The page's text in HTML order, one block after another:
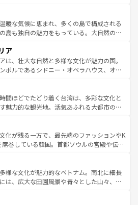
で観光を楽しむこともできる。 なお、新
はコンテンツ一覧 を参照してほしい。
市は、観光、ショッピング、エンターテイ
った刺激的なスポットだ。一方、アメリカ
が広がり、グランドキャニオンやイエロー
リンズでは、音楽と美食が融合した独特の
行者はアメリカの各地域で異なる魅力を楽
の多様性と豊かな歴史を感じることができ
タイルだ。 なお、新着のアメリカ
ツ一覧を参照してほしい。
暖な気候に恵まれ、多くの島で構成される
島も独自の魅力をもっている。大自然の神
ない。また、定番の観光地といえばオアフ
自然を求めるならマウイ島やカウアイ島が
ラルドグリーンに輝く海をはじめ、豊かな
の心で訪れる人々を迎えてくれるハワイの
ローカルフードやハワイアンミュージッ
ラダンスなど、すべてがハワイの魅力を彩
しい。 なお、新着のハワイ情報
覧を参照してほしい。
ア
は、壮大な自然と多様な文化が魅力の国。
ボルであるシドニー・オペラハウス、オー
陸中央部にそびえるウルル（エアーズロッ
アの美しい原生林やケアンズの熱帯雨林な
たくさん。また、カフェやワイン、オージ
ビティも充実しており、サーフィンやダイ
ングなど、アウトドア好きにはたまらな
リアの多彩な魅力を存分に味わいつくそ
。
間ほどでたどり着く台湾は、多彩な文化と
魅力的な観光地。活気あふれる大都市の台
山岳地帯である台湾東部など、都市の喧騒
が共存しており、訪れる人に新しい発見と
てくれる。また、奥深い台湾の食文化も魅
判のスイーツなど、バラエティ豊かな料理
が味わえる。 なお、新着の台湾情報は コンテンツ一覧を参
化が残る一方で、最先端のファッションやK
巻している韓国。首都ソウルの宮殿や伝統
延ばせば四季折々の自然美を楽しむことが
、キムチや焼肉、絶品のストリートフード
な韓国料理が待っている。夜には、韓国な
ながら、韓国の多彩な魅力を心ゆくまで味
様な文化が魅力的なベトナム。南北に細長
は、広大な田園風景や青々とした山々、世
に伝統が息づく。ハノイの古い町並みやホ